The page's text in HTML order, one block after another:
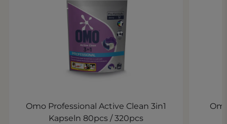
Omo Professional Active Clean 3in1
Kapseln 80pcs / 320pcs